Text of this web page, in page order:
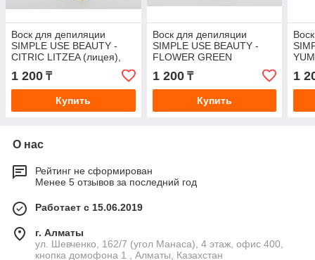
Воск для депиляции
SIMPLE USE BEAUTY -
CITRIC LITZEA (лицея),
теплый, картридж, 100 мл
1 200 ₸
Купить
Воск для депиляции
SIMPLE USE BEAUTY -
FLOWER GREEN
(хлорофилл), теплый,
картридж, 100 мл
1 200₸
Купить
1
О нас
Рейтинг не сформирован
Менее 5 отзывов за последний год
Работает с 15.06.2019
г. Алматы
ул. Шевченко, 162/7 (угол Манаса), 4 этаж, офис 400,
кнопка домофона 1 , Алматы, Казахстан